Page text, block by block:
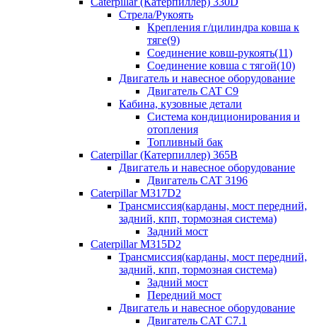
Стрела/Рукоять
Крепления г/цилиндра ковша к
тяге(9)
Соединение ковш-рукоять(11)
Соединение ковша с тягой(10)
Двигатель и навесное оборудование
Двигатель CAT C9
Кабина, кузовные детали
Система кондиционирования и
отопления
Топливный бак
Caterpillar (Катерпиллер) 365B
Двигатель и навесное оборудование
Двигатель CAT 3196
Caterpillar M317D2
Трансмиссия(карданы, мост передний,
задний, кпп, тормозная система)
Задний мост
Caterpillar M315D2
Трансмиссия(карданы, мост передний,
задний, кпп, тормозная система)
Задний мост
Передний мост
Двигатель и навесное оборудование
Двигатель CAT C7.1